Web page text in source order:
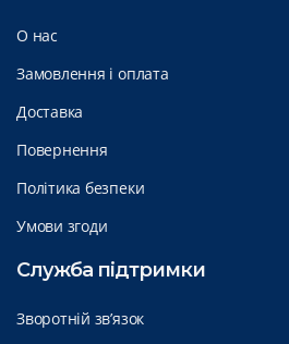
О нас
Замовлення і оплата
Доставка
Повернення
Політика безпеки
Умови згоди
Служба підтримки
Зворотній зв’язок